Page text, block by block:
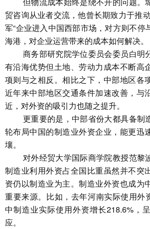
贸咨询从业者交流，他曾长期致力于推
军“企业进入中国西部市场，对方则不停
海港，对企业运营带来的成本如何解决。
商务部研究院学位委员会委员白明
有沿海优势但土地、劳动力成本不断高
项则与之相反。相比之下，中部地区各
近年来中部地区交通条件加速改善，与
近，对外资的吸引力也随之提升。
更重要的是，中部省份大都具备制
轮布局中国的制造业外资企业，能更迅
壤。
对外经贸大学国际商学院教授范黎
制造业利用外资占全国比重虽然并不突
资仍以制造业为主。制造业外资也成为
重要来源。比如，去年河南实际使用外
中制造业实际使用外资增长218.6%，
应。